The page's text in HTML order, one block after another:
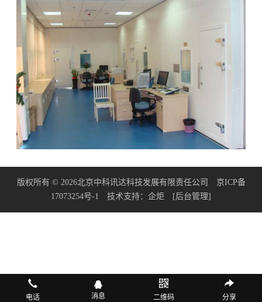
版权所有 © 2026北京中科讯达科技发展有限责任公司 京ICP备
17073254号-1 技术支持： 企炬 [后台管理]
电话 消息 二维码 分享